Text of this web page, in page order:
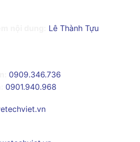
Lê Thành Tựu
0909.346.736
0901.940.968